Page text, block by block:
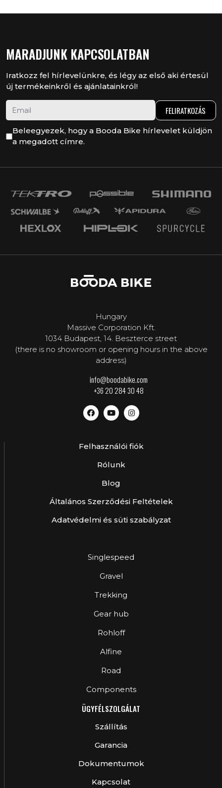
MARADJUNK KAPCSOLATBAN
Iratkozz fel hírlevelünkre, és légy az első aki értesül
új termékeinkről és ajánlatainkról!
FELIRATKOZÁS
Beleegyezek, hogy a Booda Bike hírlevelet küldjön
a megadott címre.
Hungary
Massive Corporation Kft.
1034 Budapest, 14. Beszterce street
(there is no showroom or opening hours in the above
address)
info@boodabike.com
+36 20 284 30 48
Felhasználói fiók
Rólunk
Blog
Általános Szerződési Feltételek
Adatvédelmi és süti szabályzat
Singlespeed
Gravel
Trekking
Gear hub
Rohloff
Alfine
Road
Components
ÜGYFÉLSZOLGÁLAT
Szállítás
Garancia
Dokumentumok
Kapcsolat